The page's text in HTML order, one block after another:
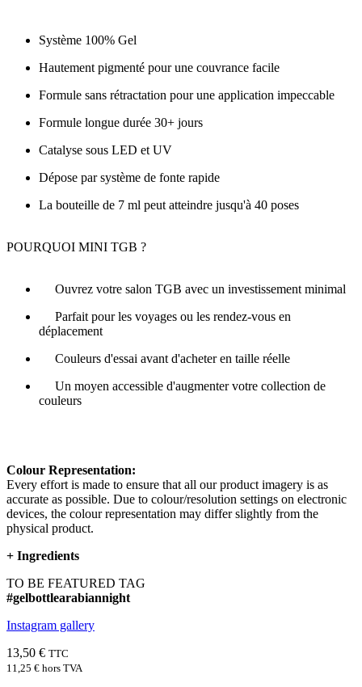
Système 100% Gel
Hautement pigmenté pour une couvrance facile
Formule sans rétractation pour une application impeccable
Formule longue durée 30+ jours
Catalyse sous LED et UV
Dépose par système de fonte rapide
La bouteille de 7 ml peut atteindre jusqu'à 40 poses
POURQUOI MINI TGB ?
Ouvrez votre salon TGB avec un investissement minimal
Parfait pour les voyages ou les rendez-vous en
déplacement
Couleurs d'essai avant d'acheter en taille réelle
Un moyen accessible d'augmenter votre collection de
couleurs
Colour Representation:
Every effort is made to ensure that all our product imagery is as
accurate as possible. Due to colour/resolution settings on electronic
devices, the colour representation may differ slightly from the
physical product.
+ Ingredients
TO BE FEATURED TAG
#gelbottlearabiannight
Instagram gallery
13,50 € TTC
11,25 € hors TVA